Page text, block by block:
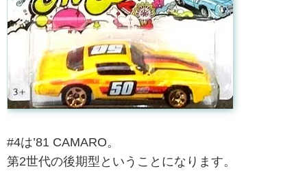
#4は’81 CAMARO。
第2世代の後期型ということになります。